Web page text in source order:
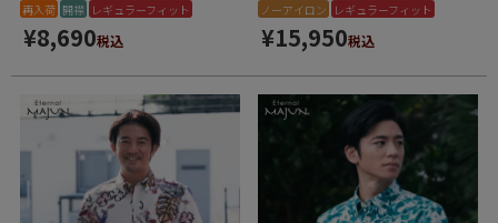
再入荷 開襟 レギュラーフィット
¥8,690税込
ノーアイロン レギュラーフィット
¥15,950税込